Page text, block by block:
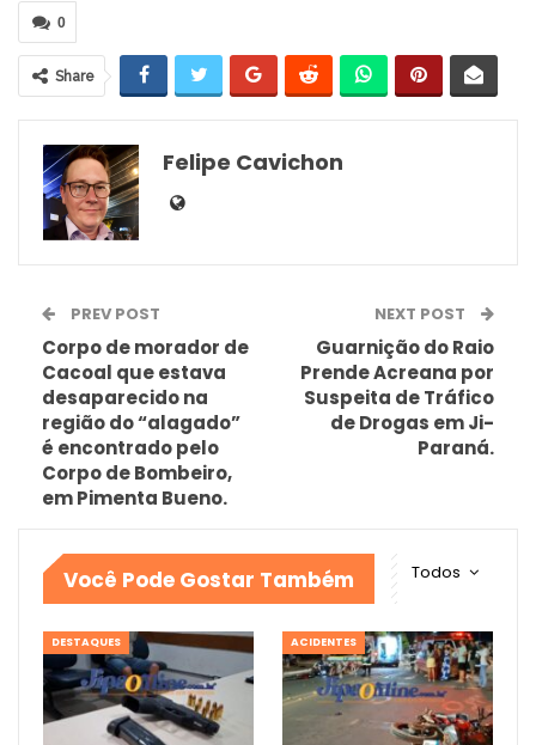
0
Share
Felipe Cavichon
PREV POST
Corpo de morador de
Cacoal que estava
desaparecido na
região do “alagado”
é encontrado pelo
Corpo de Bombeiro,
em Pimenta Bueno.
NEXT POST
Guarnição do Raio
Prende Acreana por
Suspeita de Tráfico
de Drogas em Ji-
Paraná.
Todos
Você Pode Gostar Também
DESTAQUES ACIDENTES